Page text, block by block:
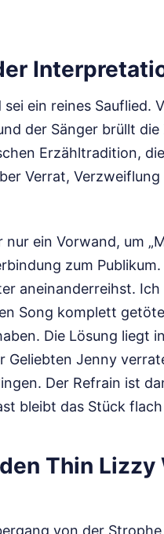
ein reines Sauflied.
der Sänger brüllt die
Erzähltradition,
Verrat,
ein Vorwand, um
zum
aneinanderreihst. Ich
Song komplett
Die Lösung liegt
Jenny
Der Refrain ist
bleibt das Stück
Thin Lizzy
von der